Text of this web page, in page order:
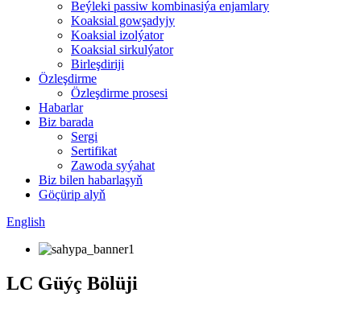
Beýleki passiw kombinasiýa enjamlary
Koaksial gowşadyjy
Koaksial izolýator
Koaksial sirkulýator
Birleşdiriji
Özleşdirme
Özleşdirme prosesi
Habarlar
Biz barada
Sergi
Sertifikat
Zawoda syýahat
Biz bilen habarlaşyň
Göçürip alyň
English
LC Güýç Bölüji